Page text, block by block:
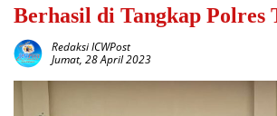
Berhasil di Tangkap Polres
Redaksi ICWPost
Jumat, 28 April 2023